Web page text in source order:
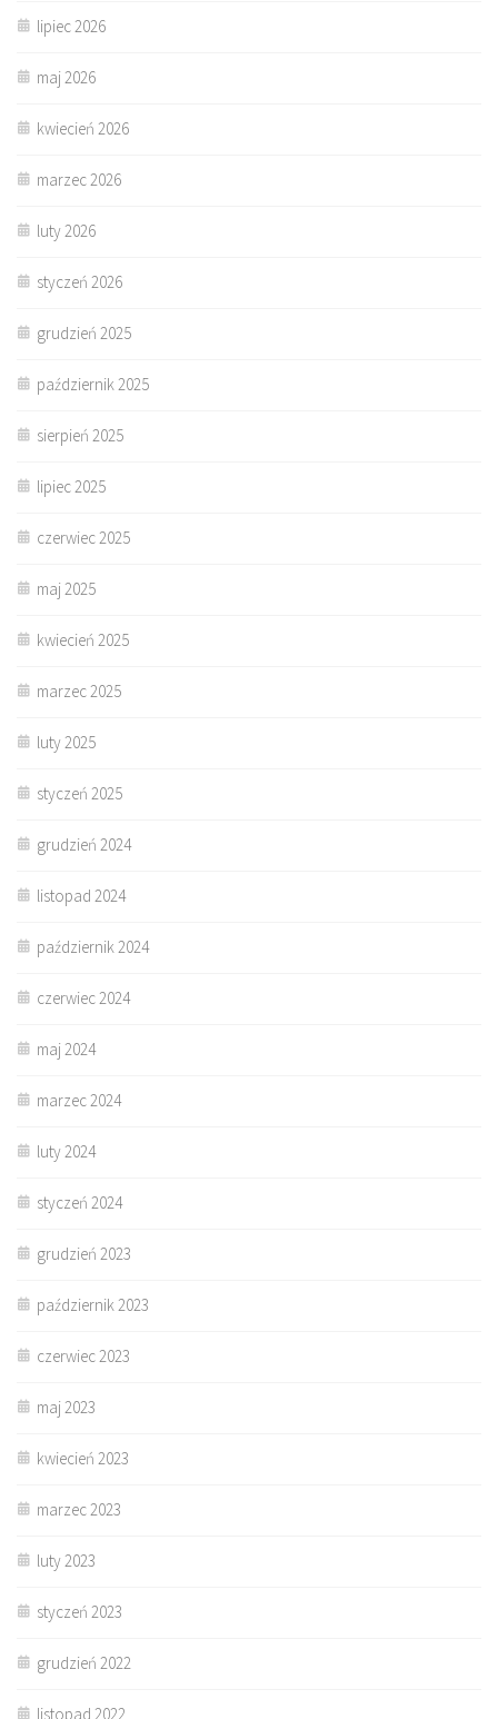
lipiec 2026
maj 2026
kwiecień 2026
marzec 2026
luty 2026
styczeń 2026
grudzień 2025
październik 2025
sierpień 2025
lipiec 2025
czerwiec 2025
maj 2025
kwiecień 2025
marzec 2025
luty 2025
styczeń 2025
grudzień 2024
listopad 2024
październik 2024
czerwiec 2024
maj 2024
marzec 2024
luty 2024
styczeń 2024
grudzień 2023
październik 2023
czerwiec 2023
maj 2023
kwiecień 2023
marzec 2023
luty 2023
styczeń 2023
grudzień 2022
listopad 2022